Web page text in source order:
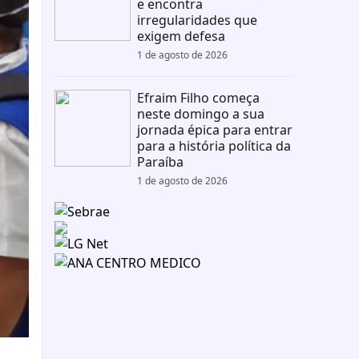
e encontra
irregularidades que
exigem defesa
1 de agosto de 2026
Efraim Filho começa
neste domingo a sua
jornada épica para entrar
para a história política da
Paraíba
1 de agosto de 2026